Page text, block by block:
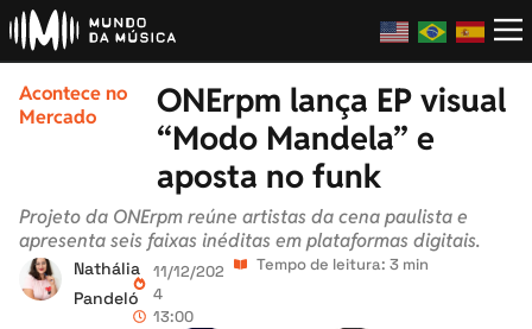
Acontece no
Mercado
ONErpm lança EP visual
“Modo Mandela” e
aposta no funk
Projeto da ONErpm reúne artistas da cena paulista e
apresenta seis faixas inéditas em plataformas digitais.
Nathália
Pandeló
11/12/202
4
13:00
Tempo de leitura: 3 min